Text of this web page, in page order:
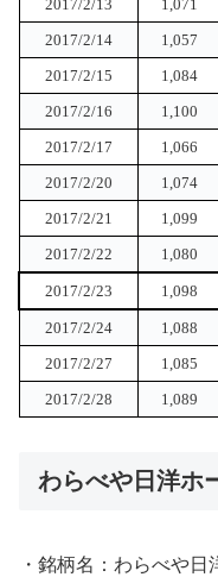
2017/2/13 1,071
2017/2/14
1,057
2017/2/15
1,084
2017/2/16
1,100
2017/2/17
1,066
2017/2/20
1,074
2017/2/21
1,099
2017/2/22
1,080
2017/2/23 1,098
2017/2/24 1,088
2017/2/27
1,085
2017/2/28
1,089
わらべや日洋ホ
・銘柄名：わらべや